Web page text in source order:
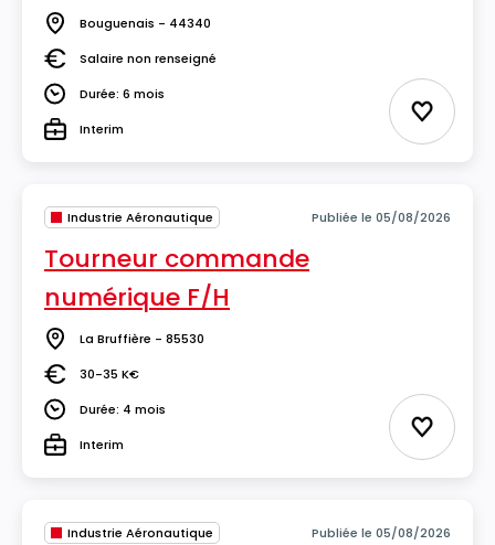
Lieu Bouguenais - 44340
SalaireSalaire non renseigné
DuréeDurée: 6 mois
TypeInterim Ajouter
Industrie Aéronautique Publiée le 05/08/2026
Tourneur commande
numérique F/H
Lieu La Bruffière - 85530
Salaire30-35 K€
DuréeDurée: 4 mois
TypeInterim Ajouter
Industrie Aéronautique Publiée le 05/08/2026